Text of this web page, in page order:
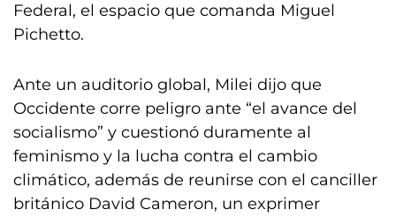
Federal, el espacio que comanda Miguel
Pichetto.
Ante un auditorio global, Milei dijo que
Occidente corre peligro ante “el avance del
socialismo” y cuestionó duramente al
feminismo y la lucha contra el cambio
climático, además de reunirse con el canciller
británico David Cameron, un exprimer